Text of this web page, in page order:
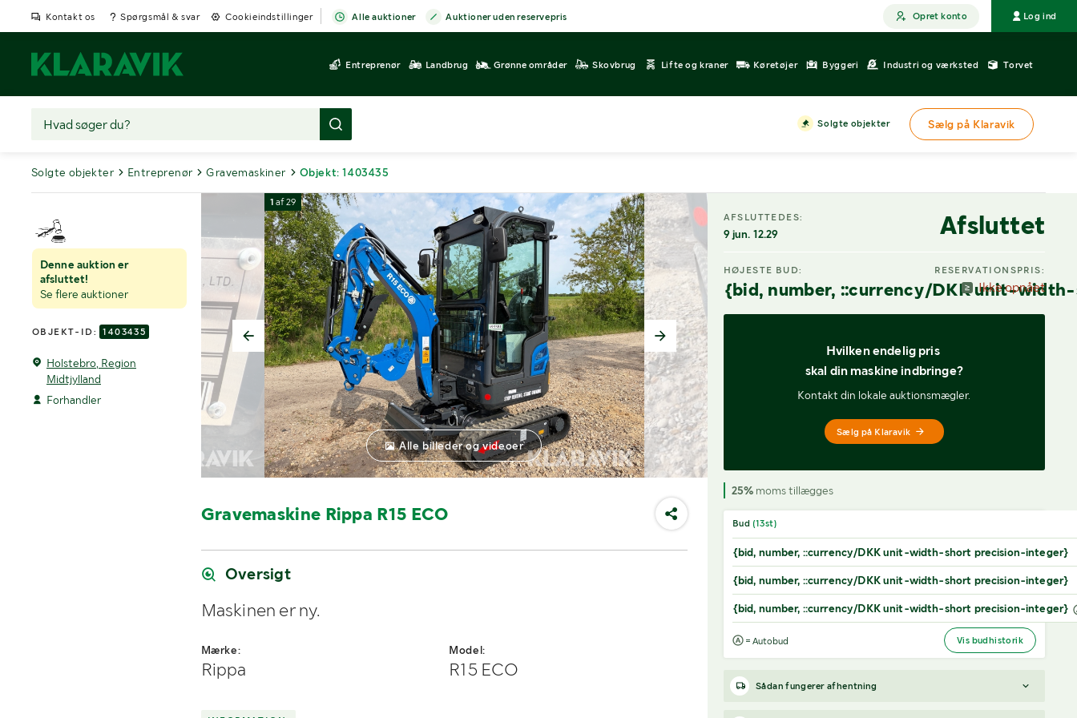
Kontakt os Spørgsmål & svar Cookieindstillinger Alle auktioner Auktioner uden reservepris Opret konto Log ind
Entreprenør Landbrug Grønne områder Skovbrug Lifte og kraner Køretøjer Byggeri Industri og værksted Torvet
Solgte objekter Sælg på Klaravik
Solgte objekter Entreprenør Gravemaskiner Objekt: 1403435
Denne auktion er
afsluttet!
Se flere auktioner
OBJEKT-ID: 1403435
Holstebro, Region
Midtjylland
Forhandler
1 af29
Alle billeder og videoer
AFSLUTTEDES:
9 jun. 12.29 Afsluttet
HØJESTE BUD:
{bid, number, ::currency/DKK unit-
RESERVATIONSPRIS:
Ikke opnået
Hvilken endelig pris
skal din maskine indbringe?
Kontakt din lokale auktionsmægler.
Sælg på Klaravik
25%moms tillægges
Bud (13st)
{bid, number, ::currency/DKK unit-width-short precision-integer}
{bid, number, ::currency/DKK unit-width-short precision-integer}
{bid, number, ::currency/DKK unit-width-short precision-integer}
= Autobud Vis budhistorik
Sådan fungerer afhentning
Gravemaskine Rippa R15 ECO
Oversigt
Maskinen er ny.
Mærke:
Rippa
Model:
R15 ECO